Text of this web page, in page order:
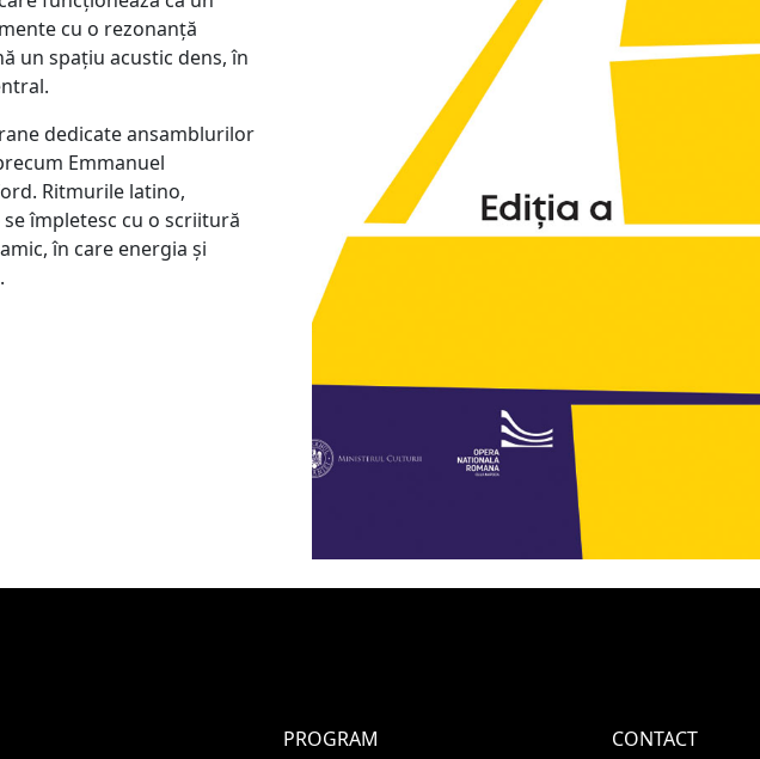
cu o rezonanță
un spațiu acustic dens, în
dedicate ansamblurilor
Emmanuel
Ritmurile latino,
împletesc cu o scriitură
în care energia și
PROGRAM
CONTACT